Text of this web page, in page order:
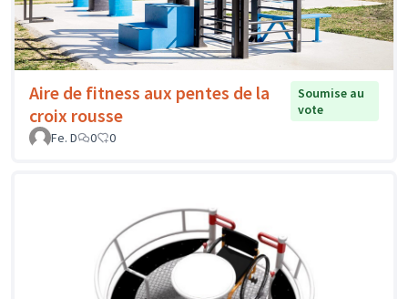
Aire de fitness aux pentes de la
croix rousse
Soumise au
vote
Fe. D
0 0